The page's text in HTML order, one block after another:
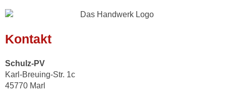
Kontakt
Schulz-PV
Karl-Breuing-Str. 1c
45770 Marl